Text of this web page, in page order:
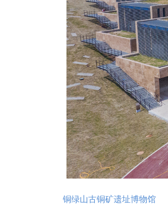
铜绿山古铜矿遗址博物馆